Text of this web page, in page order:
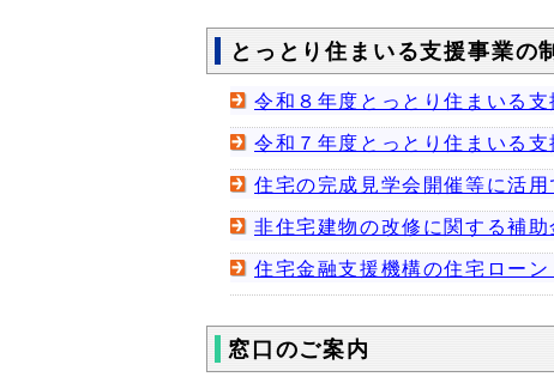
とっとり住まいる支援事業の
令和８年度とっとり住まいる支
令和７年度とっとり住まいる支
住宅の完成見学会開催等に活
非住宅建物の改修に関する補助
住宅金融支援機構の住宅ロー
窓口のご案内